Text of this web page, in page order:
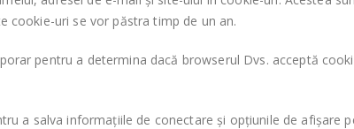
cookie-uri se vor păstra timp de un an.
pentru a determina dacă browserul Dvs. acceptă
a salva informațiile de conectare și opțiunile de afișare